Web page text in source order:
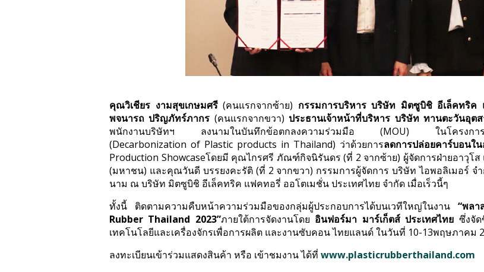
คุณวิเชียร งามสุขเกษมศรี(คนแรกจากซ้าย) กรรมการบริหาร บริษัท มิตซูบิชิ อีเล็คทริค
พจนารถ ปริญภัทร์ภากร (คนแรกจากขวา)ประธานเจ้าหน้าที่บริหาร บริษัท ทานตะวันอุต
พนักงานบริษัทฯ
ลงนามในบันทึกข้อตกลงความร่วมมือ (MOU) ในโครงการล
(Decarbonization of Plastic products in Thailand) ว่าด้วยการลดการปล่อยคาร์บอนใ
Production Showcaseโดยมี คุณไกรศรี ภัณฑ์กิจนิรันดร (ที่ 2 จากซ้าย) ผู้จัดการฝ่ายอาวุโ
(มหาชน) และคุณวันดี บรรยงคะรัติ (ที่ 2 จากขวา) กรรมการผู้จัดการ บริษัท ไอพอลิเมอร์ จำ
นาม ณ บริษัท มิตซูบิชิ อีเล็คทริค แฟคทอรี่ ออโตเมชั่น ประเทศไทย จำกัด เมื่อเร็วนี้ๆ
ทั้งนี้ ติดตามความคืบหน้าความร่วมมือของกลุ่มผู้ประกอบการได้บนเวทีใหญ่ในงาน“พลา
Rubber Thailand 2023”ภายใต้การจัดงานโดย อินฟอร์มา มาร์เก็ตส์ประเทศไทย ซึ่งจั
เทคโนโลยีและเครื่องจักรเพื่อการผลิต และงานซับคอน ไทยแลนด์ ในวันที่ 10-13พฤษภาคม
ลงทะเบียนเข้าร่วมแสดงสินค้า หรือ เข้าชมงาน ได้ที่ www.plasticrubberthailand.com